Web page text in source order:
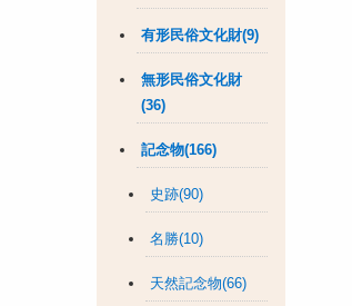
有形民俗文化財(9)
無形民俗文化財
(36)
記念物(166)
史跡(90)
名勝(10)
天然記念物(66)